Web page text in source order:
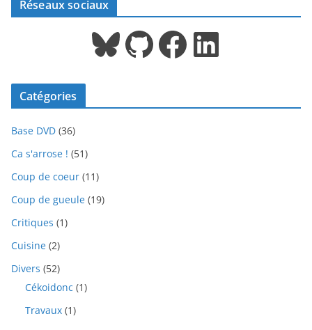
Réseaux sociaux
Bluesky GitHub Facebook LinkedIn
Catégories
Base DVD (36)
Ca s'arrose ! (51)
Coup de coeur (11)
Coup de gueule (19)
Critiques (1)
Cuisine (2)
Divers (52)
Cékoidonc (1)
Travaux (1)